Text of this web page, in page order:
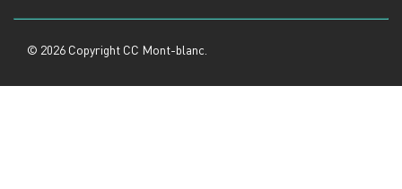
© 2026 Copyright CC Mont-blanc.